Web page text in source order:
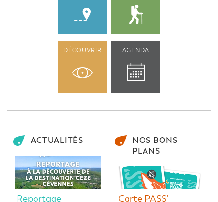
DÉCOUVRIR AGENDA
ACTUALITÉS
Reportage
NOS BONS
PLANS
Carte PASS'